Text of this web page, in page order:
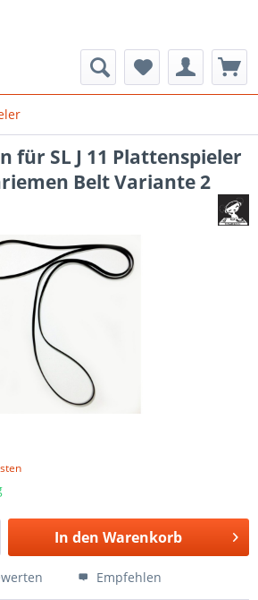
für SL J 11 Plattenspieler
Belt Variante 2
In den Warenkorb
Empfehlen